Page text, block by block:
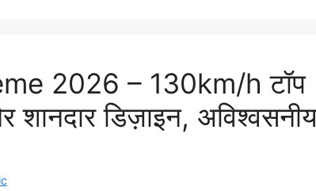
2026 – 130km/h टॉप
डिज़ाइन, अविश्वसनीय